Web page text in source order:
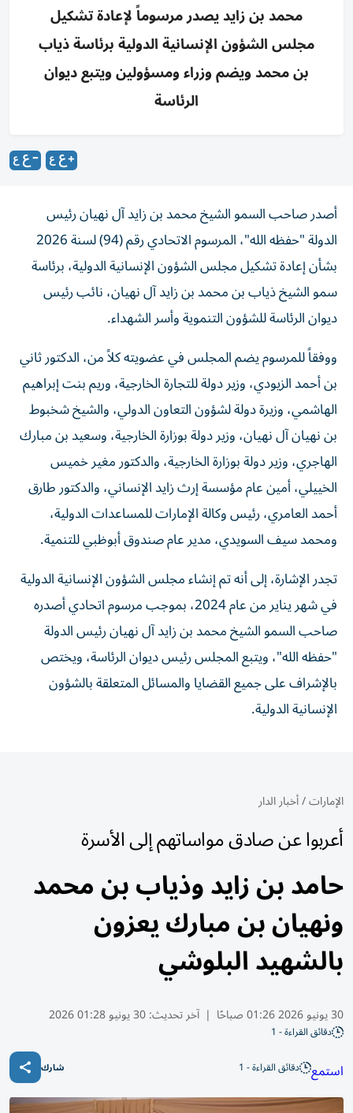
محمد بن زايد يصدر مرسوماً لإعادة تشكيل
مجلس الشؤون الإنسانية الدولية برئاسة ذياب
بن محمد ويضم وزراء ومسؤولين ويتبع ديوان
الرئاسة
أصدر صاحب السمو الشيخ محمد بن زايد آل نهيان رئيس
الدولة "حفظه الله"، المرسوم الاتحادي رقم (94) لسنة 2026
بشأن إعادة تشكيل مجلس الشؤون الإنسانية الدولية، برئاسة
سمو الشيخ ذياب بن محمد بن زايد آل نهيان، نائب رئيس
ديوان الرئاسة للشؤون التنموية وأسر الشهداء.
ووفقاً للمرسوم يضم المجلس في عضويته كلاً من، الدكتور ثاني
بن أحمد الزيودي، وزير دولة للتجارة الخارجية، وريم بنت إبراهيم
الهاشمي، وزيرة دولة لشؤون التعاون الدولي، والشيخ شخبوط
بن نهيان آل نهيان، وزير دولة بوزارة الخارجية، وسعيد بن مبارك
الهاجري، وزير دولة بوزارة الخارجية، والدكتور مغير خميس
الخييلي، أمين عام مؤسسة إرث زايد الإنساني، والدكتور طارق
أحمد العامري، رئيس وكالة الإمارات للمساعدات الدولية،
ومحمد سيف السويدي، مدير عام صندوق أبوظبي للتنمية.
تجدر الإشارة، إلى أنه تم إنشاء مجلس الشؤون الإنسانية الدولية
في شهر يناير من عام 2024، بموجب مرسوم اتحادي أصدره
صاحب السمو الشيخ محمد بن زايد آل نهيان رئيس الدولة
"حفظه الله"، ويتبع المجلس رئيس ديوان الرئاسة، ويختص
بالإشراف على جميع القضايا والمسائل المتعلقة بالشؤون
الإنسانية الدولية.
الإمارات/أخبار الدار
أعربوا عن صادق مواساتهم إلى الأسرة
حامد بن زايد وذياب بن محمد
ونهيان بن مبارك يعزون
بالشهيد البلوشي
30 يونيو 2026 01:26 صباحًا | آخر تحديث:30 يونيو 01:28 2026
دقائق القراءة - 1
استمع دقائق القراءة - 1 شارك